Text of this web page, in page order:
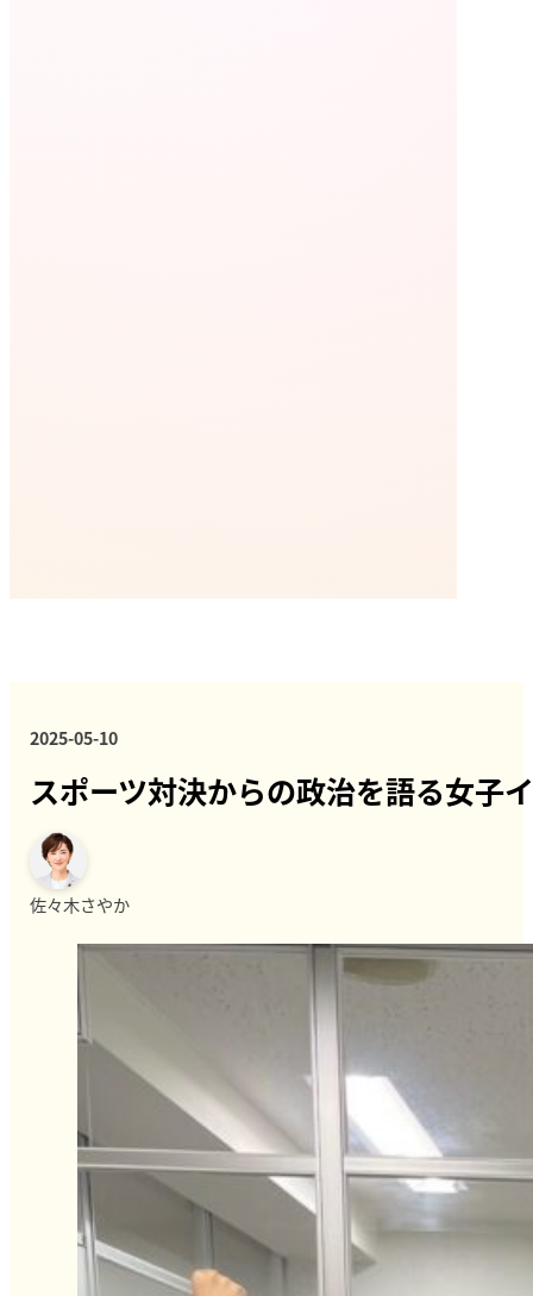
2025-05-10
スポーツ対決からの政治を語る女子
佐々木さやか